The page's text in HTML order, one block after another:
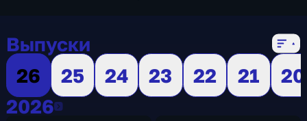
Выпуски
26
25 24 23 22 21
20
20262026